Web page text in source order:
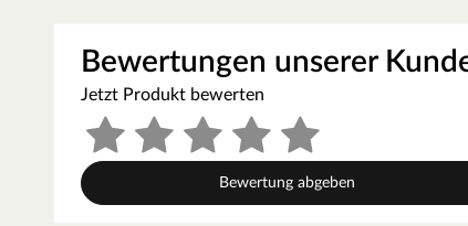
Sogar Kaltweiß ist möglich. So sorgst du jederzeit
hält Wind und Wetter mühelos stand.
Outgarden – Leben im Garten neu
Outgarden steht für hochwertige und innovative
exzellente Verarbeitung überzeugen. Ob
Bewertungen unserer
Jetzt Produkt bewerten
Bewertung abgeben